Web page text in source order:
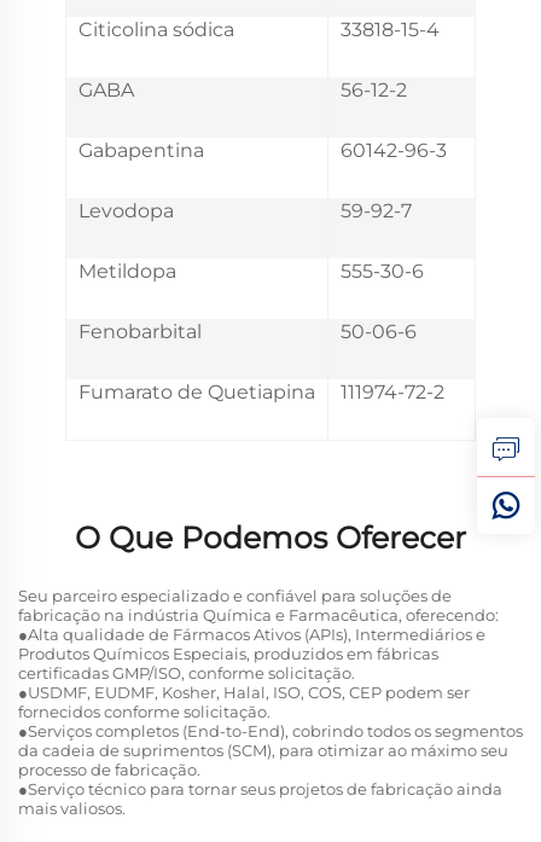
Citicolina sódica 33818-15-4
GABA 56-12-2
Gabapentina 60142-96-3
Levodopa 59-92-7
Metildopa 555-30-6
Fenobarbital 50-06-6
Fumarato de Quetiapina 111974-72-2
O Que Podemos Oferecer
Seu parceiro especializado e confiável para soluções de
fabricação na indústria Química e Farmacêutica, oferecendo:
●Alta qualidade de Fármacos Ativos (APIs), Intermediários e
Produtos Químicos Especiais, produzidos em fábricas
certificadas GMP/ISO, conforme solicitação.
●USDMF, EUDMF, Kosher, Halal, ISO, COS, CEP podem ser
fornecidos conforme solicitação.
●Serviços completos (End-to-End), cobrindo todos os segmentos
da cadeia de suprimentos (SCM), para otimizar ao máximo seu
processo de fabricação.
●Serviço técnico para tornar seus projetos de fabricação ainda
mais valiosos.